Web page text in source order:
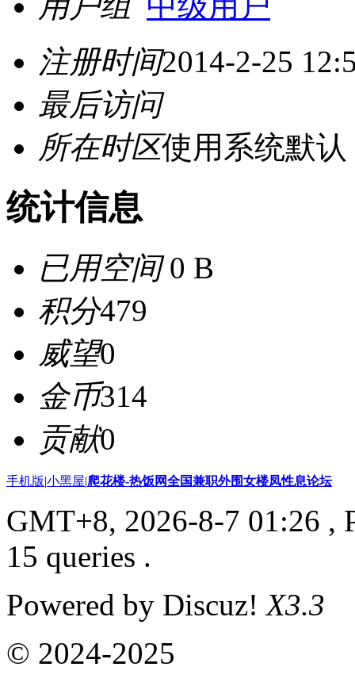
注册时间2014-2-25
最后访问
所在时区使用系统默认
统计信息
已用空间0 B
积分479
威望0
金币314
贡献0
手机版|小黑屋|爬花楼-热饭网全国兼职外围女楼凤性息论坛
GMT+8, 2026-8-7 01:26 ,
15 queries .
Powered by Discuz!X3.3
© 2024-2025